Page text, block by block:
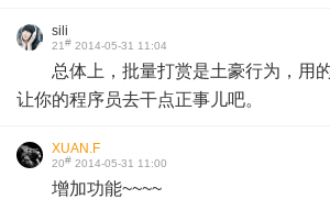
sili
21# 2014-05-31 11:04
总体上，批量打赏是土豪行为，用
让你的程序员去干点正事儿吧。
XUAN.F
20# 2014-05-31 11:00
增加功能~~~~